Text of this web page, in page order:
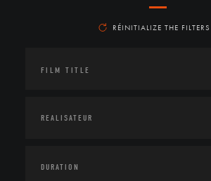
RÉINITIALIZE THE FILTERS